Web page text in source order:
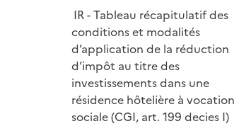
IR - Tableau récapitulatif des
conditions et modalités
d’application de la réduction
d’impôt au titre des
investissements dans une
résidence hôtelière à vocation
sociale (CGI, art. 199 decies I)